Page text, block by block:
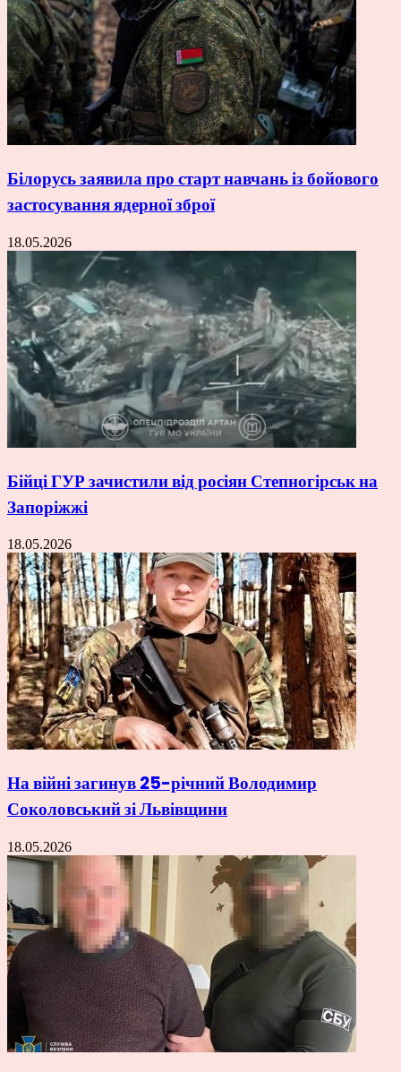
Білорусь заявила про старт навчань із бойового
застосування ядерної зброї
18.05.2026
Бійці ГУР зачистили від росіян Степногірськ на
Запоріжжі
18.05.2026
На війні загинув 25-річний Володимир
Соколовський зі Львівщини
18.05.2026